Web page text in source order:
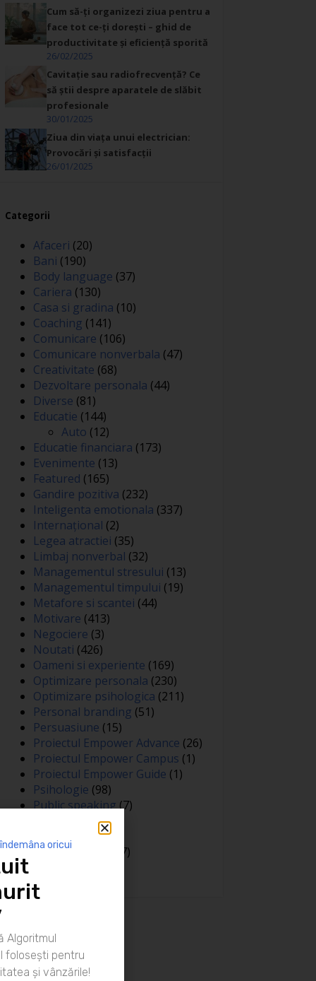
Cum să-ți organizezi ziua pentru a
face tot ce-ți dorești – ghid de
productivitate și eficiență sporită
26/02/2025
Cavitație sau radiofrecvență? Ce
să știi despre aparatele de slăbit
profesionale
30/01/2025
Ziua din viața unui electrician:
Provocări și satisfacții
26/01/2025
Categorii
Afaceri (20)
Bani (190)
Body language (37)
Cariera (130)
Casa si gradina (10)
Coaching (141)
Comunicare (106)
Comunicare nonverbala (47)
Creativitate (68)
Dezvoltare personala (44)
Diverse (81)
Educatie (144)
Auto (12)
Educatie financiara (173)
Evenimente (13)
Featured (165)
Gandire pozitiva (232)
Inteligenta emotionala (337)
Internațional (2)
Legea atractiei (35)
Limbaj nonverbal (32)
Managementul stresului (13)
Managementul timpului (19)
Metafore si scantei (44)
Motivare (413)
Negociere (3)
Noutati (426)
Oameni si experiente (169)
Optimizare personala (230)
Optimizare psihologica (211)
Personal branding (51)
Persuasiune (15)
Proiectul Empower Advance (26)
Proiectul Empower Campus (1)
Proiectul Empower Guide (1)
Psihologie (98)
Public speaking(7)
(81)
Spiritualitate
(127)
oricui
Algoritmul
folosești pentru
și vânzările!